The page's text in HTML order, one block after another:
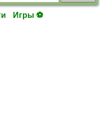
Игры ⚽